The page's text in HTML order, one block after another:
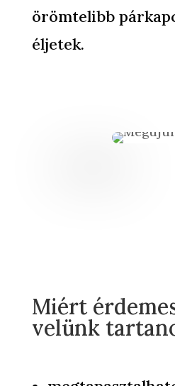
örömtelibb
éljetek.
Miért
velünk